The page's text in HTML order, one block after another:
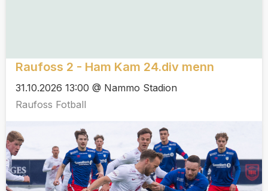
Raufoss 2 - Ham Kam 24.div menn
31.10.2026 13:00 @ Nammo Stadion
Raufoss Fotball